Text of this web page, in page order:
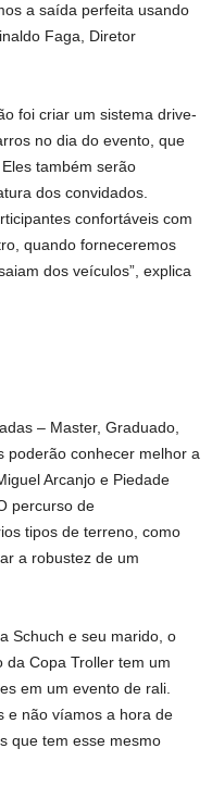
a saída perfeita usando
Faga, Diretor
foi criar um sistema drive-
no dia do evento, que
também serão
dos convidados.
confortáveis com
quando forneceremos
dos veículos”, explica
– Master, Graduado,
poderão conhecer melhor a
Arcanjo e Piedade
percurso de
tipos de terreno, como
a robustez de um
Schuch e seu marido, o
da Copa Troller tem um
em um evento de rali.
e não víamos a hora de
que tem esse mesmo